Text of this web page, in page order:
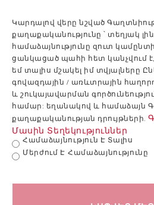
Կարդալով վերը նշված
քաղաքականությունը ՝ տեղյակ
համաձայնությունը զուտ
ցանկացած պահի հետ կանչվում է,
եմ տալիս մշակել իմ տվյալները
գովազդային / առևտրային
և շուկայավարման
համար: եղանակով և համաձայն
քաղաքականության դրույթների.
Մասին Տեղեկություններ
Համաձայնություն Է Տալիս
Մերժում Է Համաձայնությունը